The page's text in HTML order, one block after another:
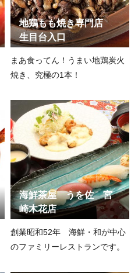
地鶏もも焼き専門店
生目台入口
まあ食ってん！うまい地鶏炭火
焼き、究極の1本！
海鮮茶屋 うを佐 宮
崎木花店
創業昭和52年 海鮮・和が中心
のファミリーレストランです。